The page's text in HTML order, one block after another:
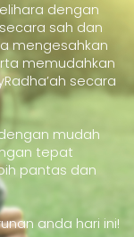
dengan
sah dan
mengesahkan
memudahkan
secara
mudah
tepat
pantas dan
anda hari ini!